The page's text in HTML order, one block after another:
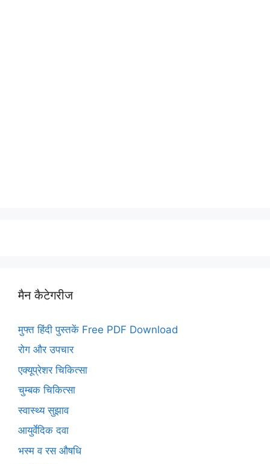
मैन कैटेगरीज
मुफ्त हिंदी पुस्तकें Free PDF Download
रोग और उपचार
एक्यूप्रेशर चिकित्सा
चुम्बक चिकित्सा
स्वास्थ्य सुझाव
आयुर्वेदिक दवा
भस्म व रस औषधि